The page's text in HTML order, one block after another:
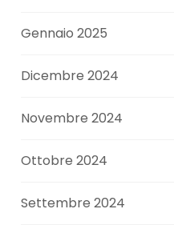
Gennaio 2025
Dicembre 2024
Novembre 2024
Ottobre 2024
Settembre 2024